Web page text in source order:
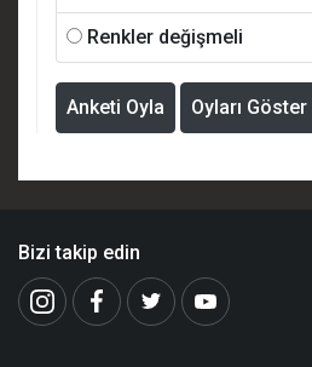
Renkler değişmeli
Anketi Oyla Oyları Göster
Bizi takip edin